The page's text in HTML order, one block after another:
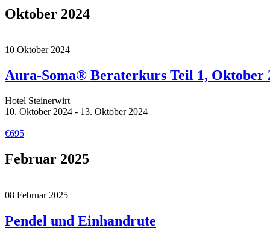
Oktober 2024
10 Oktober 2024
Aura-Soma® Beraterkurs Teil 1, Oktober
Hotel Steinerwirt
10. Oktober 2024 - 13. Oktober 2024
€695
Februar 2025
08 Februar 2025
Pendel und Einhandrute